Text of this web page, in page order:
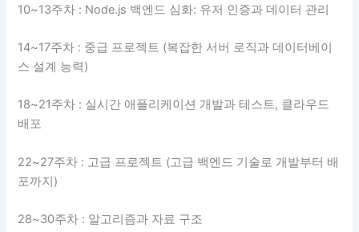
10~13주차 : Node.js 백엔드 심화: 유저 인증과 데이터 관리
14~17주차 : 중급 프로젝트 (복잡한 서버 로직과 데이터베이
스 설계 능력)
18~21주차 : 실시간 애플리케이션 개발과 테스트, 클라우드
배포
22~27주차 : 고급 프로젝트 (고급 백엔드 기술로 개발부터 배
포까지)
28~30주차 : 알고리즘과 자료 구조